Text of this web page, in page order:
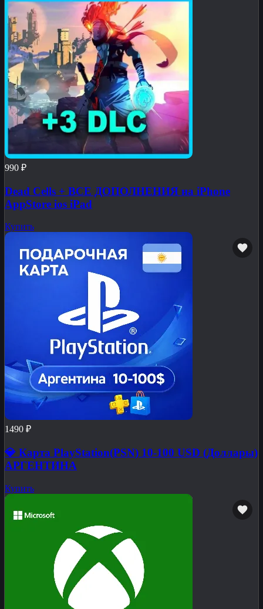
990 ₽
Dead Cells + ВСЕ ДОПОЛНЕНИЯ на iPhone
AppStore ios iPad
Купить
1490 ₽
💎 Карта PlayStation(PSN) 10-100 USD (Доллары)
АРГЕНТИНА
Купить